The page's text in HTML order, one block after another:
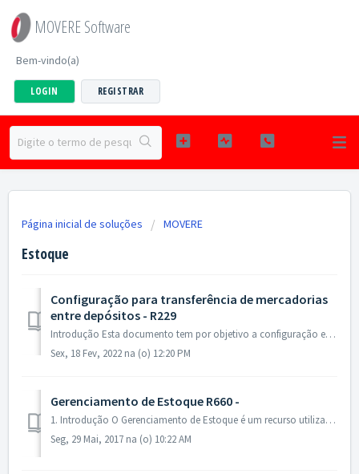
MOVERE Software
Bem-vindo(a)
LOGIN REGISTRAR
Página inicial de soluções MOVERE
Estoque
Configuração para transferência de mercadorias
entre depósitos - R229
Introdução Esta documento tem por objetivo a configuração e parametrização do sistema para permitir a realização de transferência entre depósitos. Esta ...
Sex, 18 Fev, 2022 na (o) 12:20 PM
Gerenciamento de Estoque R660 -
1. Introdução O Gerenciamento de Estoque é um recurso utilizado para realização de controle de liberação/rejeição de Estoque após a venda. Nesse caso, o Es...
Seg, 29 Mai, 2017 na (o) 10:22 AM